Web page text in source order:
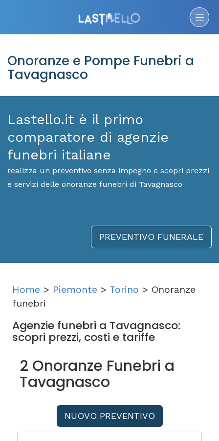
Onoranze e Pompe Funebri a
Tavagnasco
Lastello.it è il primo
comparatore di agenzie
funebri italiane
realizza un preventivo senza impegno e scopri prezzi
e servizi delle onoranze funebri di Tavagnasco
PREVENTIVO FUNERALE
Home > Piemonte > Torino > Onoranze
funebri
Agenzie funebri a Tavagnasco:
scopri prezzi, costi e tariffe
2 Onoranze Funebri a
Tavagnasco
NUOVO PREVENTIVO